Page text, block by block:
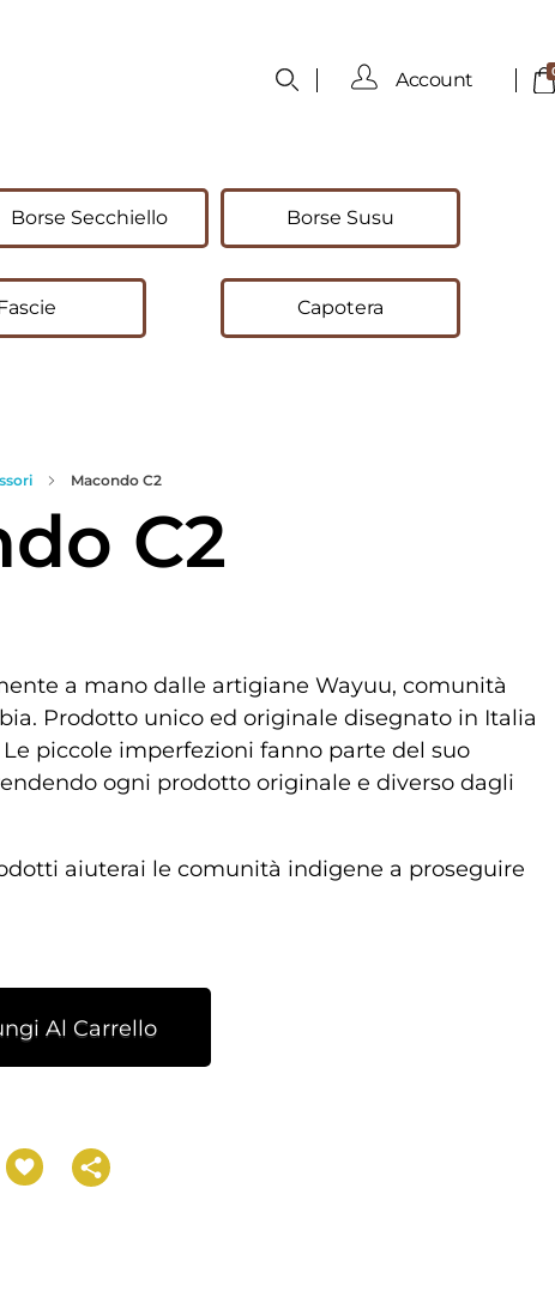
Account
Borse Secchiello Borse Susu
Capotera
Macondo C2
C2
a mano dalle artigiane Wayuu, comunità
Prodotto unico ed originale disegnato in Italia
Le piccole imperfezioni fanno parte del suo
ogni prodotto originale e diverso dagli
aiuterai le comunità indigene a proseguire
Al Carrello